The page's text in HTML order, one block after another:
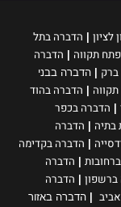
| הדברה בתל
תקווה | הדברה
ברק | הדברה בבני
| הדברה בהוד
| הדברה בכפר
בתיה | הדברה
| הדברה בקדימה
| הדברה
| הדברה
| הדברה באזור